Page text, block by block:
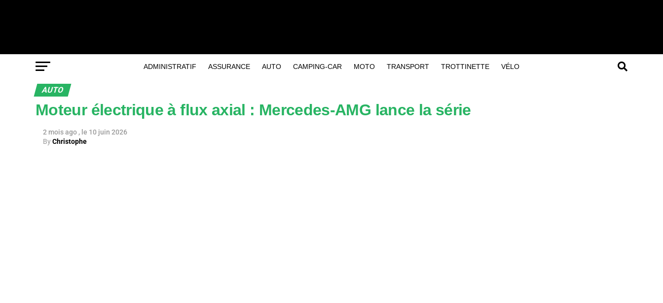
ADMINISTRATIF ASSURANCE AUTO CAMPING-CAR MOTO TRANSPORT TROTTINETTE VÉLO
AUTO
Moteur électrique à flux axial : Mercedes-AMG lance la série
2 mois ago
10 juin 2026
ByChristophe